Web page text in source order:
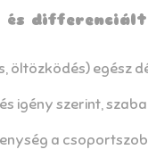
és
öltözködés) egész
igény szerint,
a